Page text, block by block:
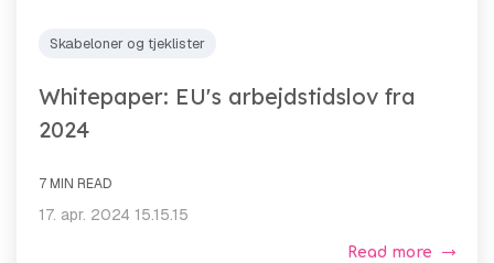
Skabeloner og tjeklister
Whitepaper: EU's arbejdstidslov fra
2024
7 MIN READ
17. apr. 2024 15.15.15
Read more